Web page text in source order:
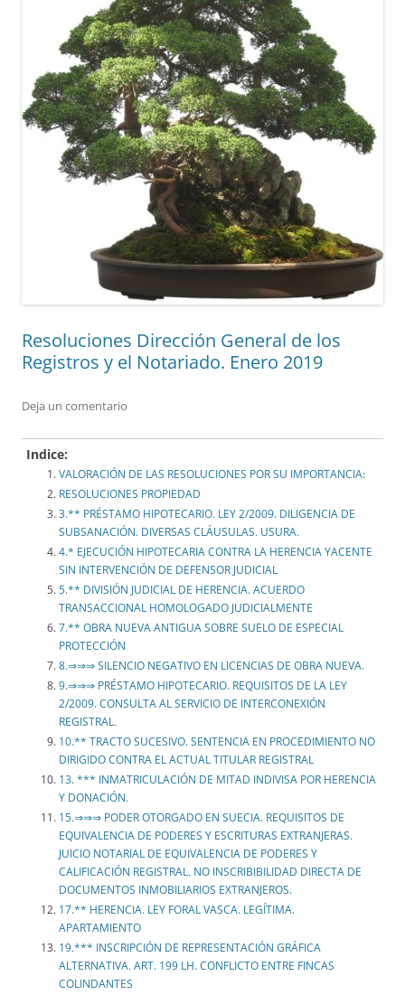
Resoluciones Dirección General de los
Registros y el Notariado. Enero 2019
Deja un comentario
Indice:
VALORACIÓN DE LAS RESOLUCIONES POR SU IMPORTANCIA:
RESOLUCIONES PROPIEDAD
3.** PRÉSTAMO HIPOTECARIO. LEY 2/2009. DILIGENCIA DE
SUBSANACIÓN. DIVERSAS CLÁUSULAS. USURA.
4.* EJECUCIÓN HIPOTECARIA CONTRA LA HERENCIA YACENTE
SIN INTERVENCIÓN DE DEFENSOR JUDICIAL
5.** DIVISIÓN JUDICIAL DE HERENCIA. ACUERDO
TRANSACCIONAL HOMOLOGADO JUDICIALMENTE
7.** OBRA NUEVA ANTIGUA SOBRE SUELO DE ESPECIAL
PROTECCIÓN
8.⇒⇒⇒ SILENCIO NEGATIVO EN LICENCIAS DE OBRA NUEVA.
9.⇒⇒⇒ PRÉSTAMO HIPOTECARIO. REQUISITOS DE LA LEY
2/2009. CONSULTA AL SERVICIO DE INTERCONEXIÓN
REGISTRAL.
10.** TRACTO SUCESIVO. SENTENCIA EN PROCEDIMIENTO NO
DIRIGIDO CONTRA EL ACTUAL TITULAR REGISTRAL
13. *** INMATRICULACIÓN DE MITAD INDIVISA POR HERENCIA
Y DONACIÓN.
15.⇒⇒⇒ PODER OTORGADO EN SUECIA. REQUISITOS DE
EQUIVALENCIA DE PODERES Y ESCRITURAS EXTRANJERAS.
JUICIO NOTARIAL DE EQUIVALENCIA DE PODERES Y
CALIFICACIÓN REGISTRAL. NO INSCRIBIBILIDAD DIRECTA DE
DOCUMENTOS INMOBILIARIOS EXTRANJEROS.
17.** HERENCIA. LEY FORAL VASCA. LEGÍTIMA.
APARTAMIENTO
19.*** INSCRIPCIÓN DE REPRESENTACIÓN GRÁFICA
ALTERNATIVA. ART. 199 LH. CONFLICTO ENTRE FINCAS
COLINDANTES